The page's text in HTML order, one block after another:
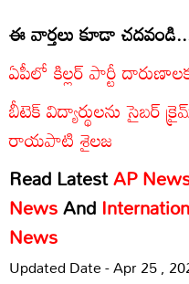
ఈ వార్తలు కూడా
ఏపీలో కిల్లర్ పార్టీ
బీటెక్ విద్యార్థులను సైబర్
రాయపాటి శైలజ
Read LatestAP
NewsAnd
News
Updated Date - Apr 25 ,